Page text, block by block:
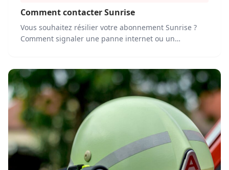
Comment contacter Sunrise
Vous souhaitez résilier votre abonnement Sunrise ?
Comment signaler une panne internet ou un